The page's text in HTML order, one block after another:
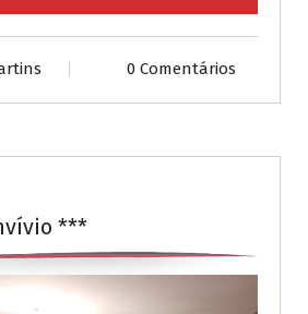
0 Comentários
***